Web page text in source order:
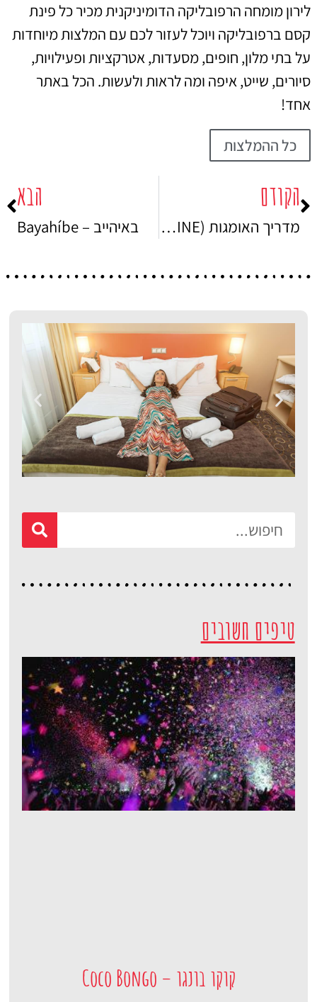
מציאת מלון
פה!
טיפים חשובים
קוקו בונגו – Coco Bongo
לירון מומחה הרפובליקה הדומיניקנית מכיר כל פינת
קסם ברפובליקה ויוכל לעזור לכם עם המלצות מיוחדות
על בתי מלון, חופים, מסעדות, אטרקציות ופעילויות,
סיורים, שייט, איפה ומה לראות ולעשות. הכל באתר
אחד!
כל ההמלצות
הקודם
מדריך האומגות (ZIP LINE) של הרפובליקה הדומיניקנית
הבא
באיהייב – Bayahíbe